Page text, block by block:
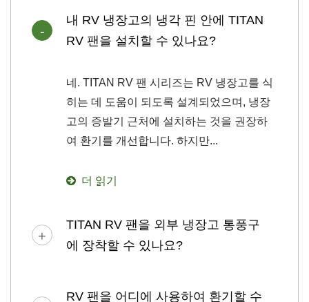
내 RV 냉장고의 냉각 핀 안에 TITAN
RV 팬을 설치할 수 있나요?
네. TITAN RV 팬 시리즈는 RV 냉장고를 식
히는 데 도움이 되도록 설계되었으며, 냉장
고의 증발기 근처에 설치하는 것을 권장하
여 환기를 개선합니다. 하지만...
더 읽기
TITAN RV 팬을 외부 냉장고 통풍구
에 장착할 수 있나요?
RV 팬을 어디에 사용하여 환기할 수